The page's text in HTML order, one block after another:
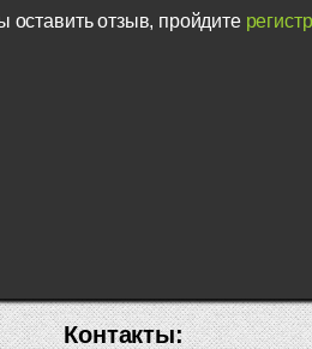
оставить отзыв, пройдите
Контакты: